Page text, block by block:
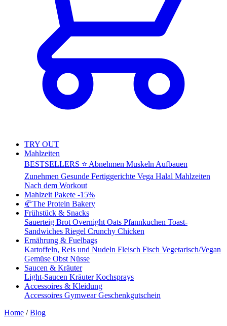
TRY OUT
Mahlzeiten
BESTSELLERS ⭐ Abnehmen Muskeln Aufbauen
Zunehmen Gesunde Fertiggerichte Vega Halal Mahlzeiten
Nach dem Workout
Mahlzeit Pakete -15%
🥐The Protein Bakery
Frühstück & Snacks
Sauerteig Brot Overnight Oats Pfannkuchen Toast-
Sandwiches Riegel Crunchy Chicken
Ernährung & Fuelbags
Kartoffeln, Reis und Nudeln Fleisch Fisch Vegetarisch/Vegan
Gemüse Obst Nüsse
Saucen & Kräuter
Light-Saucen KräuterKochsprays
Accessoires & Kleidung
Accessoires GymwearGeschenkgutschein
Home / Blog